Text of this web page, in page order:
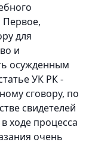
Первое,
для
и
осужденным
УК РК -
сговору, по
свидетелей
ходе процесса
очень